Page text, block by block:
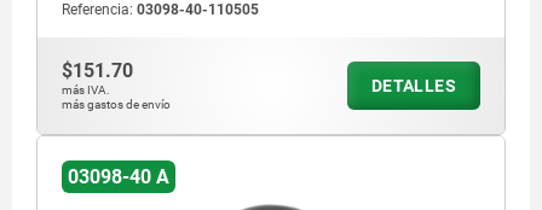
Referencia: 03098-40-110505
$151.70
más IVA.
más gastos de envío
DETALLES
03098-40 A